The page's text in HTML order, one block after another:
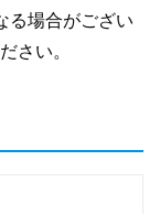
る場合がござい
さい。